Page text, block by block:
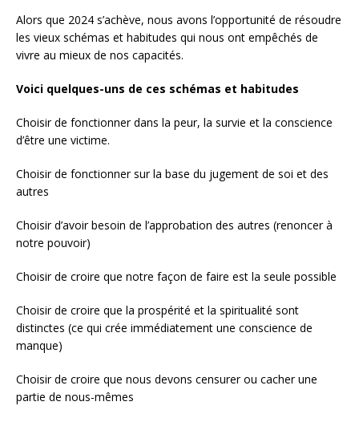
Alors que 2024 s’achève, nous avons l’opportunité de résoudre
les vieux schémas et habitudes qui nous ont empêchés de
vivre au mieux de nos capacités.
Voici quelques-uns de ces schémas et habitudes
Choisir de fonctionner dans la peur, la survie et la conscience
d’être une victime.
Choisir de fonctionner sur la base du jugement de soi et des
autres
Choisir d’avoir besoin de l’approbation des autres (renoncer à
notre pouvoir)
Choisir de croire que notre façon de faire est la seule possible
Choisir de croire que la prospérité et la spiritualité sont
distinctes (ce qui crée immédiatement une conscience de
manque)
Choisir de croire que nous devons censurer ou cacher une
partie de nous-mêmes